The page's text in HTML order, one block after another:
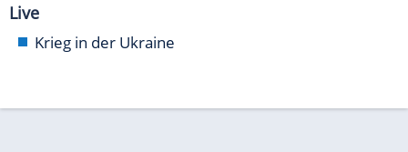
Live
Krieg in der Ukraine